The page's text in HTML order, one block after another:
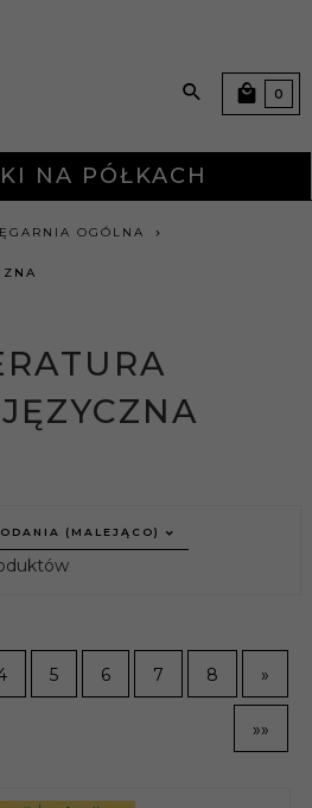
NA PÓŁKACH
0
OGÓLNA
(MALEJĄCO)
5 6 7 8 »
»»